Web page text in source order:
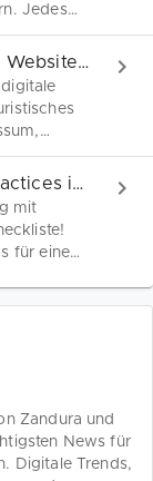
Jedes
eines
für dein
Abmahnschutz für deine Website 2025
oder
–
Vorlagen
SEO-Checkliste: Best Practices inklusive PDF kostenlos
mit
für eine
Zandura und
News für
Digitale Trends,